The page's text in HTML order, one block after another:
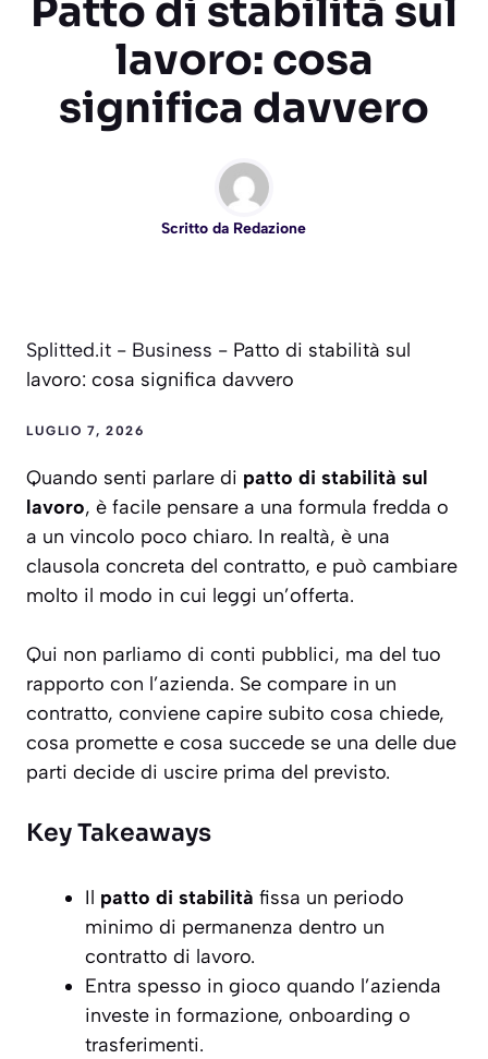
Patto di stabilità sul
lavoro: cosa
significa davvero
Scritto da Redazione
Splitted.it - Business - Patto di stabilità sul
lavoro: cosa significa davvero
LUGLIO 7, 2026
Quando senti parlare di patto di stabilità sul
lavoro, è facile pensare a una formula fredda o
a un vincolo poco chiaro. In realtà, è una
clausola concreta del contratto, e può cambiare
molto il modo in cui leggi un’offerta.
Qui non parliamo di conti pubblici, ma del tuo
rapporto con l’azienda. Se compare in un
contratto, conviene capire subito cosa chiede,
cosa promette e cosa succede se una delle due
parti decide di uscire prima del previsto.
Key Takeaways
Il patto di stabilità fissa un periodo
minimo di permanenza dentro un
contratto di lavoro.
Entra spesso in gioco quando l’azienda
investe in formazione, onboarding o
trasferimenti.